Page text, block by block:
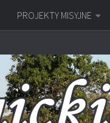
PROJEKTY MISYJNE